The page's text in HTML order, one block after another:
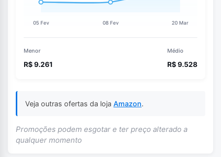
Menor
R$ 9.261
Médio
R$ 9.528
Veja outras ofertas da loja Amazon.
Promoções podem esgotar e ter preço alterado a
qualquer momento